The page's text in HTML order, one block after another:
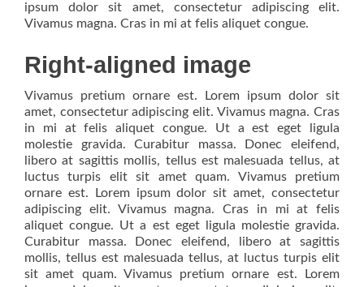
ipsum dolor sit amet, consectetur adipiscing elit.
Vivamus magna. Cras in mi at felis aliquet congue.
Right-aligned image
Vivamus pretium ornare est. Lorem ipsum dolor sit
amet, consectetur adipiscing elit. Vivamus magna. Cras
in mi at felis aliquet congue. Ut a est eget ligula
molestie gravida. Curabitur massa. Donec eleifend,
libero at sagittis mollis, tellus est malesuada tellus, at
luctus turpis elit sit amet quam. Vivamus pretium
ornare est. Lorem ipsum dolor sit amet, consectetur
adipiscing elit. Vivamus magna. Cras in mi at felis
aliquet congue. Ut a est eget ligula molestie gravida.
Curabitur massa. Donec eleifend, libero at sagittis
mollis, tellus est malesuada tellus, at luctus turpis elit
sit amet quam. Vivamus pretium ornare est. Lorem